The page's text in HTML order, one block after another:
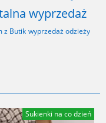
wyprzedaż
z Butik wyprzedaż odzieży
Sukienki na co dzień